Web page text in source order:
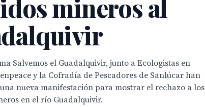
mineros al
Salvemos el Guadalquivir, junto a Ecologistas en
y la Cofradía de Pescadores de Sanlúcar han
nueva manifestación para mostrar el rechazo a los
en el río Guadalquivir.